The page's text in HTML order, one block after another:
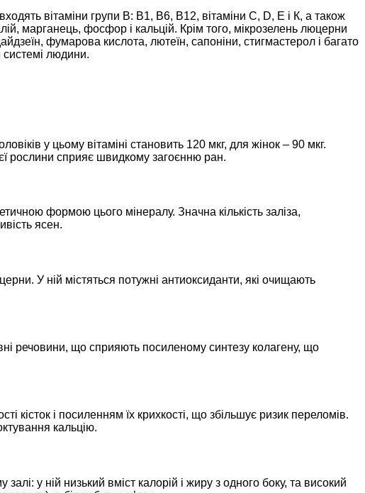
вітаміни групи В: В1, В6, В12, вітаміни С, D, Е і К, а також
марганець, фосфор і кальцій. Крім того, мікрозелень люцерни
фумарова кислота, лютеїн, сапоніни, стигмастерол і багато
системі людини.
у цьому вітаміні становить 120 мкг, для жінок – 90 мкг.
рослини сприяє швидкому загоєнню ран.
формою цього мінералу. Значна кількість заліза,
ясен.
У ній містяться потужні антиоксиданти, які очищають
речовини, що сприяють посиленому синтезу колагену, що
кісток і посиленням їх крихкості, що збільшує ризик переломів.
кальцію.
у ній низький вміст калорій і жиру з одного боку, та високий